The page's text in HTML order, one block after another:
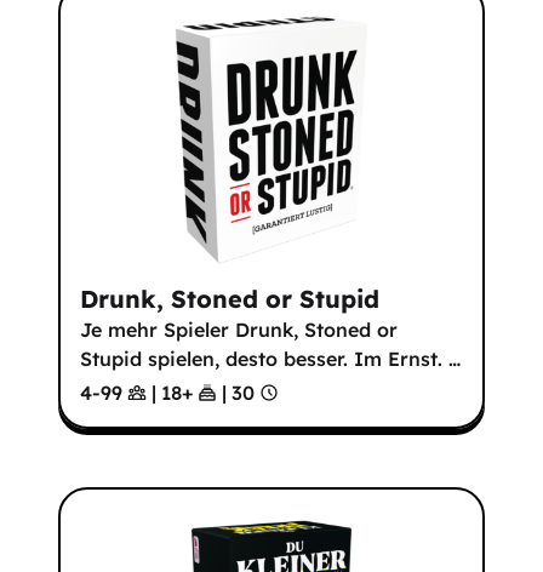
Drunk, Stoned or Stupid
Je mehr Spieler Drunk, Stoned or
Stupid spielen, desto besser. Im Ernst. …
4-99
| 18+ | 30